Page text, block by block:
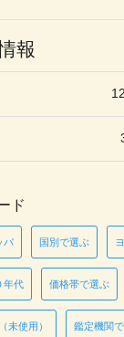
報
ド
パ 国別で選ぶ
年代 価格帯で選ぶ
未使用） 鑑定機関